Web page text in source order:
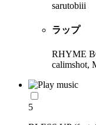
sarutobiii
ラップ
RHYME
calimshot,
5